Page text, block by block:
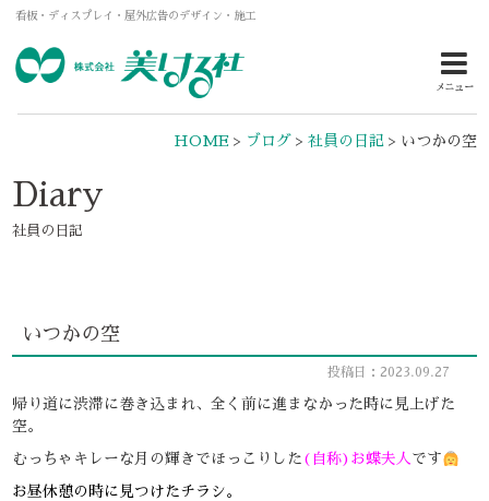
看板・ディスプレイ・屋外広告のデザイン・施工
メニュー
HOME> ブログ> 社員の日記 > いつかの空
Diary
社員の日記
いつかの空
投稿日：2023.09.27
帰り道に渋滞に巻き込まれ、全く前に進まなかった時に見上げた
空。
むっちゃキレーな月の輝きでほっこりした (自称)お蝶夫人 です
お昼休憩の時に見つけたチラシ。